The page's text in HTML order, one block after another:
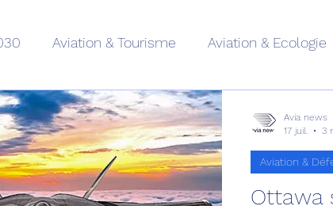
Aviation & Tourisme Aviation & Ecologie
Livres Drones aériens
Avionique & pilotage Avion
Ottawa
Aviation &
Avia news
17 juil.
3